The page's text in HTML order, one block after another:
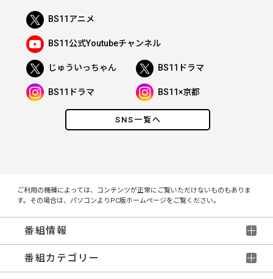
SNS一覧へ
BS11アニメ
BS11公式Youtubeチャンネル
じゅういっちゃん BS11ドラマ
BS11ドラマ BS11×京都
ご利用の機種によっては、コンテンツが正常にご覧いただけないものもありま
す。その場合は、パソコンよりPC版ホームページをご覧ください。
番組情報
番組カテゴリー